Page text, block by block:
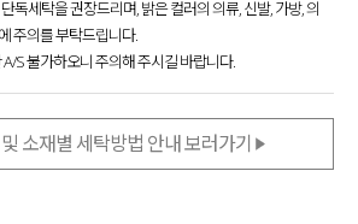
독세탁을 권장드리며, 밝은 컬러의 의류, 신발, 가방, 의
주의를 부탁드립니다.
S 불가하오니 주의해 주시길 바랍니다.
소재별 세탁방법 안내 보러가기